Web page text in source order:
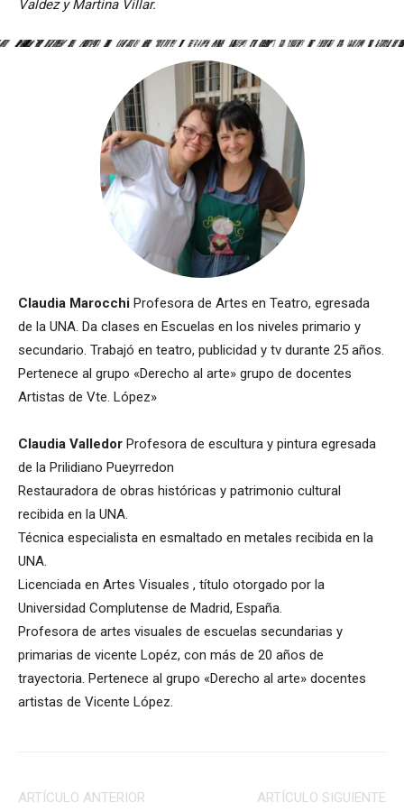
Valdez y Martina Villar.
Claudia Marocchi Profesora de Artes en Teatro, egresada
de la UNA. Da clases en Escuelas en los niveles primario y
secundario. Trabajó en teatro, publicidad y tv durante 25 años.
Pertenece al grupo «Derecho al arte» grupo de docentes
Artistas de Vte. López»
Claudia Valledor Profesora de escultura y pintura egresada
de la Prilidiano Pueyrredon
Restauradora de obras históricas y patrimonio cultural
recibida en la UNA.
Técnica especialista en esmaltado en metales recibida en la
UNA.
Licenciada en Artes Visuales , título otorgado por la
Universidad Complutense de Madrid, España.
Profesora de artes visuales de escuelas secundarias y
primarias de vicente Lopéz, con más de 20 años de
trayectoria. Pertenece al grupo «Derecho al arte» docentes
artistas de Vicente López.
ARTÍCULO ANTERIOR ARTÍCULO SIGUIENTE